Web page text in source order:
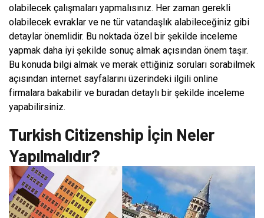
olabilecek çalışmaları yapmalısınız. Her zaman gerekli
olabilecek evraklar ve ne tür vatandaşlık alabileceğiniz gibi
detaylar önemlidir. Bu noktada özel bir şekilde inceleme
yapmak daha iyi şekilde sonuç almak açısından önem taşır.
Bu konuda bilgi almak ve merak ettiğiniz soruları sorabilmek
açısından internet sayfalarını üzerindeki ilgili online
firmalara bakabilir ve buradan detaylı bir şekilde inceleme
yapabilirsiniz.
Turkish Citizenship İçin Neler
Yapılmalıdır?